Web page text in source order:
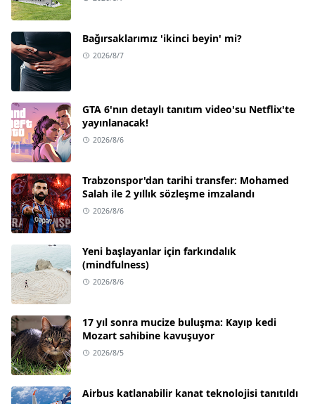
Bağırsaklarımız 'ikinci beyin' mi?
2026/8/7
GTA 6'nın detaylı tanıtım video'su Netflix'te
yayınlanacak!
2026/8/6
Trabzonspor'dan tarihi transfer: Mohamed
Salah ile 2 yıllık sözleşme imzalandı
2026/8/6
Yeni başlayanlar için farkındalık
(mindfulness)
2026/8/6
17 yıl sonra mucize buluşma: Kayıp kedi
Mozart sahibine kavuşuyor
2026/8/5
Airbus katlanabilir kanat teknolojisi tanıtıldı